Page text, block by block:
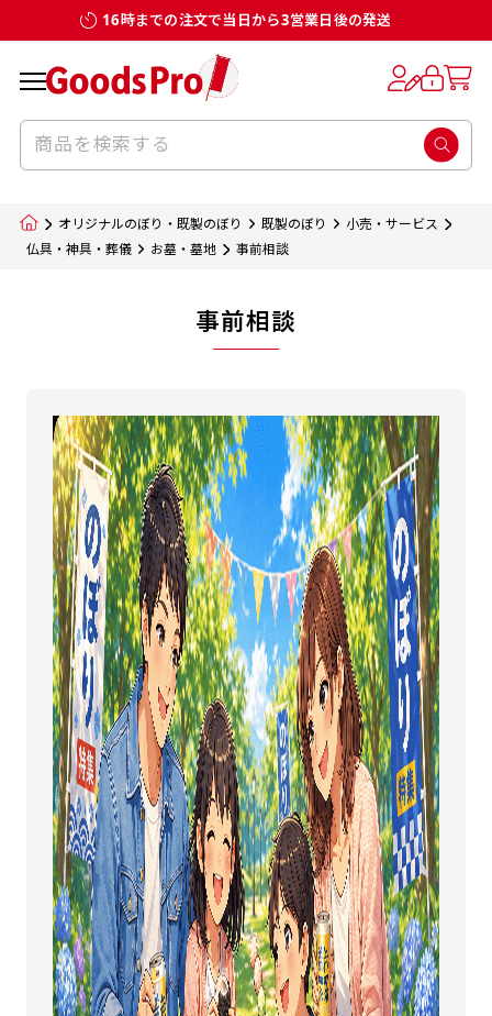
16時までの注文で当日から3営業日後の発送
オリジナルのぼり・既製のぼり 既製のぼり
小売・サービス
仏具・神具・葬儀
お墓・墓地 事前相談
事前相談